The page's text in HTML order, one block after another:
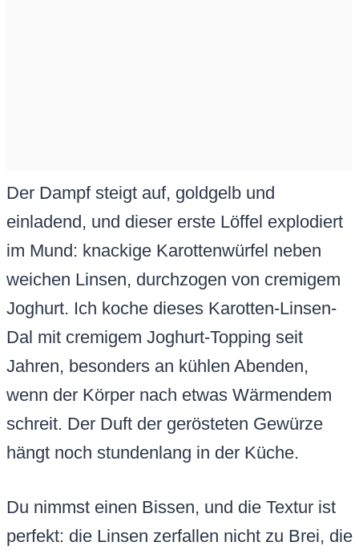
Der Dampf steigt auf, goldgelb und
einladend, und dieser erste Löffel explodiert
im Mund: knackige Karottenwürfel neben
weichen Linsen, durchzogen von cremigem
Joghurt. Ich koche dieses Karotten-Linsen-
Dal mit cremigem Joghurt-Topping seit
Jahren, besonders an kühlen Abenden,
wenn der Körper nach etwas Wärmendem
schreit. Der Duft der gerösteten Gewürze
hängt noch stundenlang in der Küche.
Du nimmst einen Bissen, und die Textur ist
perfekt: die Linsen zerfallen nicht zu Brei, die